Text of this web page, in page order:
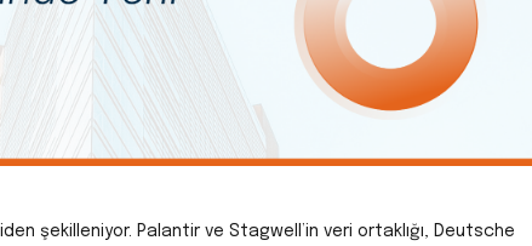
şekilleniyor. Palantir ve Stagwell’in veri ortaklığı, Deutsche